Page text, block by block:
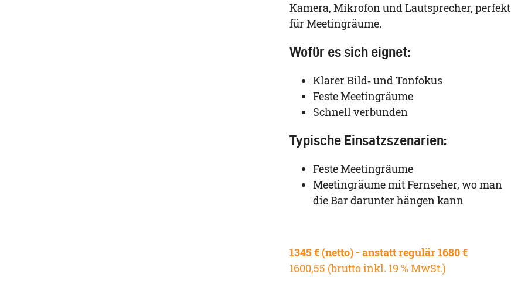
Kamera, Mikrofon und Lautsprecher, perfekt
für Meetingräume.
Wofür es sich eignet:
Klarer Bild‑ und Tonfokus
Feste Meetingräume
Schnell verbunden
Typische Einsatzszenarien:
Feste Meetingräume
Meetingräume mit Fernseher, wo man
die Bar darunter hängen kann
1345 € (netto) - anstatt regulär 1680 €
1600,55 (brutto inkl. 19 % MwSt.)